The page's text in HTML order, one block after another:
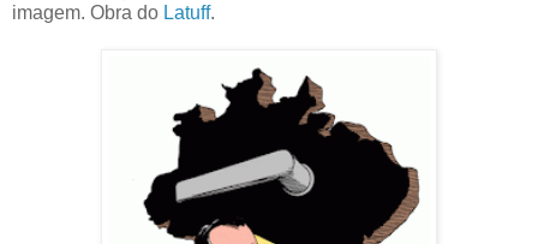
imagem. Obra do Latuff.